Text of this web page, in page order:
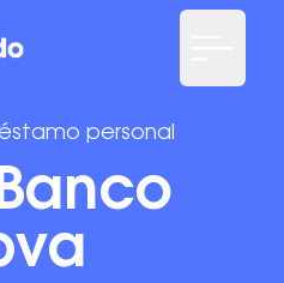
personal